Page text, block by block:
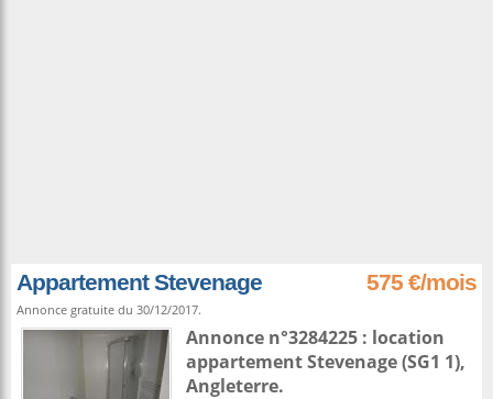
Appartement Stevenage 575 €/mois
Annonce gratuite du 30/12/2017.
Annonce n°3284225 : location
appartementStevenage(SG1 1),
Angleterre.